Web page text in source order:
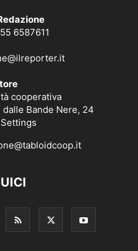
6587611
cooperativa
Bande Nere, 24